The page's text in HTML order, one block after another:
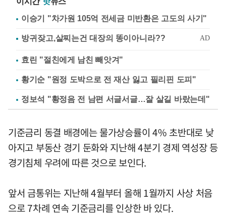
이승기 "차가원 105억 전세금 미반환은 고도의 사기"
효린 "절친에게 남친 빼앗겨"
황기순 "원정 도박으로 전 재산 잃고 필리핀 도피"
정보석 "황정음 전 남편 서글서글…잘 살길 바랐는데"
기준금리 동결 배경에는 물가상승률이 4% 초반대로 낮
아지고 부동산 경기 둔화와 지난해 4분기 경제 역성장 등
경기침체 우려에 따른 것으로 보인다.
앞서 금통위는 지난해 4월부터 올해 1월까지 사상 처음
으로 7차례 연속 기준금리를 인상한 바 있다.